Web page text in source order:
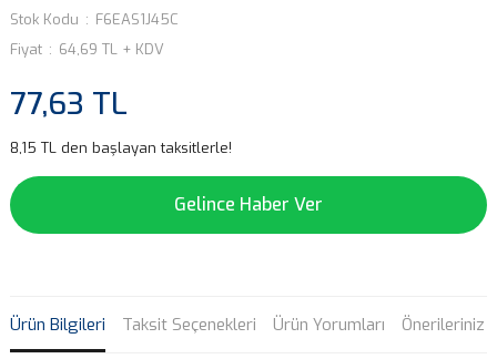
Stok Kodu
F6EAS1J45C
Fiyat
64,69 TL + KDV
77,63 TL
8,15 TL den başlayan taksitlerle!
Gelince Haber Ver
Ürün Bilgileri Taksit Seçenekleri Ürün Yorumları Önerileriniz